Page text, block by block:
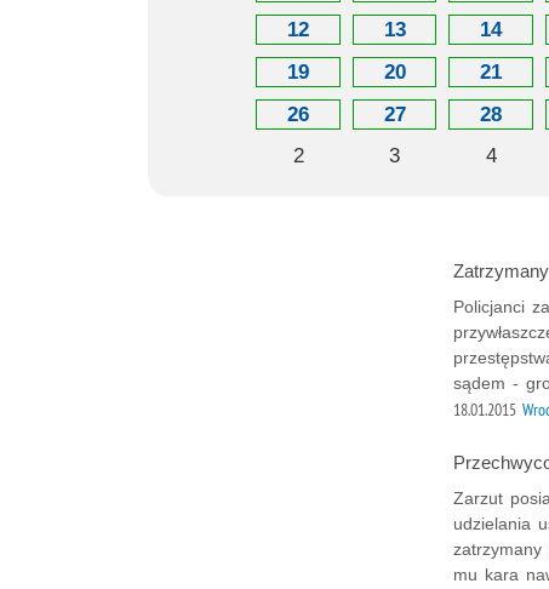
12
13 14
19
20 21
26
27 28
2
3 4
Policjanci
sądem -
18.01.2015
Zarzut
udzielania
mu kara